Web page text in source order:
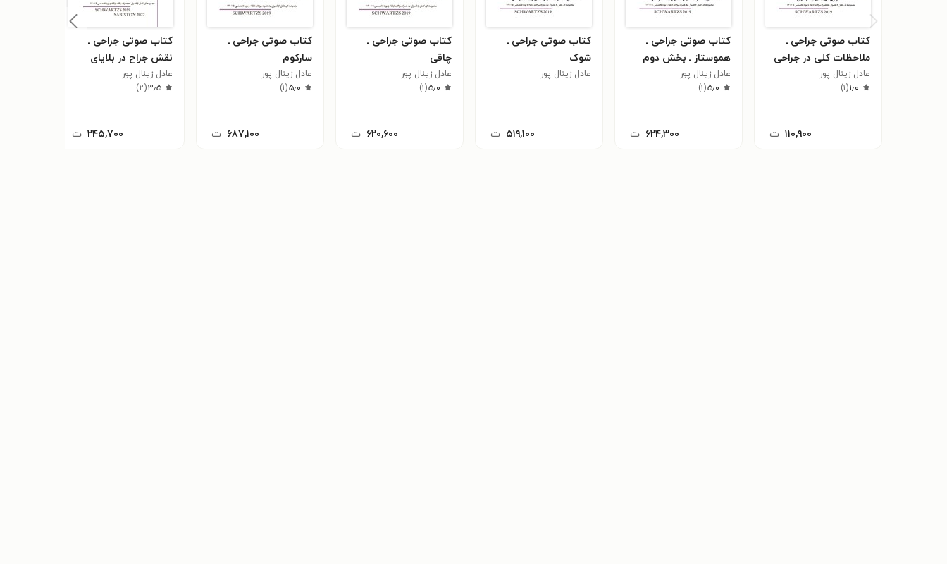
کتاب صوتی جراحی ـ
ملاحظات کلی در جراحی
کولورکتال
عادل زینال پور
۱٫۰(۱)
۱۱۰,۹۰۰ ت
کتاب صوتی جراحی ـ
هموستاز ـ بخش دوم
عادل زینال پور
۵٫۰(۱)
۶۲۴,۳۰۰ ت
کتاب صوتی جراحی ـ
شوک
عادل زینال پور
۵۱۹,۱۰۰ ت
کتاب صوتی جراحی ـ
چاقی
عادل زینال پور
۵٫۰(۱)
۶۲۰,۶۰۰ ت
کتاب صوتی جراحی ـ
سارکوم
عادل زینال پور
۵٫۰(۱)
۶۸۷,۱۰۰ ت
کتاب صوتی جراحی ـ
نقش جراح در بلایای
بزرگ جراحی
عادل زینال پور
۳٫۵(۲)
۲۴۵,۷۰۰ ت